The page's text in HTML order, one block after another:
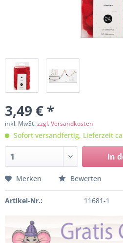
3,49 € *
inkl. MwSt.zzgl. Versandkosten
Sofort versandfertig, Lieferzeit
In
Merken Bewerten
Artikel-Nr.: 11681-1